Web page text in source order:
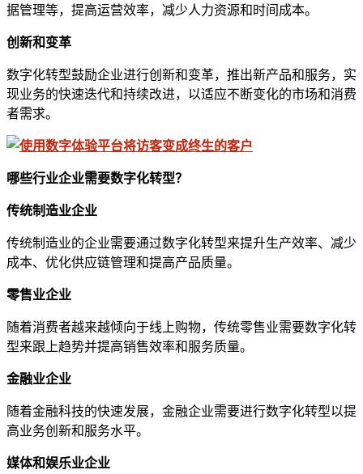
据管理等，提高运营效率，减少人力资源和时间成本。
创新和变革
数字化转型鼓励企业进行创新和变革，推出新产品和服务，实
现业务的快速迭代和持续改进，以适应不断变化的市场和消费
者需求。
哪些行业企业需要数字化转型？
传统制造业企业
传统制造业的企业需要通过数字化转型来提升生产效率、减少
成本、优化供应链管理和提高产品质量。
零售业企业
随着消费者越来越倾向于线上购物，传统零售业需要数字化转
型来跟上趋势并提高销售效率和服务质量。
金融业企业
随着金融科技的快速发展，金融企业需要进行数字化转型以提
高业务创新和服务水平。
媒体和娱乐业企业